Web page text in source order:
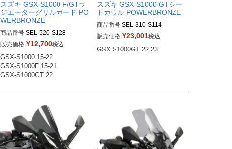
スズキ GSX-S1000 F/GTラ
ジエーターグリルガード PO
WERBRONZE
商品番号 SEL-520-S128
520-S128-005：ホワイト
520-S128-008：ブルー
520-S128-009：エレクトリック
ブルー
販売価格 ¥12,700税込
GSX-S1000 15-22
GSX-S1000F 15-21
GSX-S1000GT 22
スズキ GSX-S1000 GTシー
トカウル POWERBRONZE
商品番号 SEL-310-S114
310-S114-003：ブラック
310-S114-080：カーボン調
販売価格 ¥23,001税込
GSX-S1000GT 22-23